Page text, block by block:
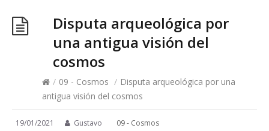
Disputa arqueológica por
una antigua visión del
cosmos
/ 09 - Cosmos / Disputa arqueológica por una
antigua visión del cosmos
19/01/2021 Gustavo 09 - Cosmos